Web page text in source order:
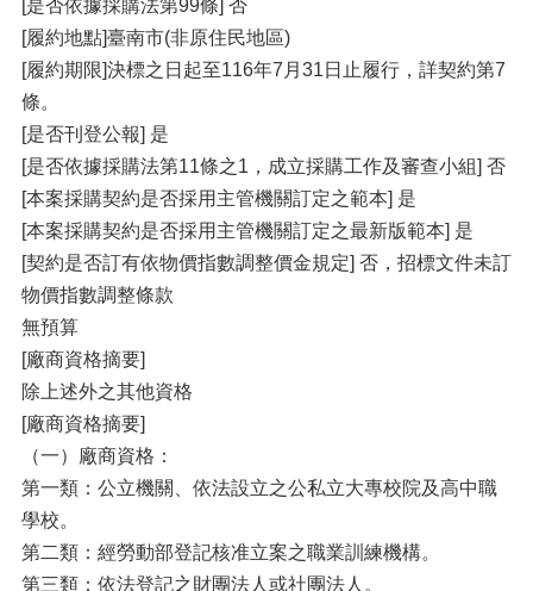
[是否依據採購法第99條] 否
[履約地點]臺南市(非原住民地區)
[履約期限]決標之日起至116年7月31日止履行，詳契約第7
條。
[是否刊登公報] 是
[是否依據採購法第11條之1，成立採購工作及審查小組] 否
[本案採購契約是否採用主管機關訂定之範本] 是
[本案採購契約是否採用主管機關訂定之最新版範本] 是
[契約是否訂有依物價指數調整價金規定] 否，招標文件未訂
物價指數調整條款
無預算
[廠商資格摘要]
除上述外之其他資格
[廠商資格摘要]
（一）廠商資格：
第一類：公立機關、依法設立之公私立大專校院及高中職
學校。
第二類：經勞動部登記核准立案之職業訓練機構。
第三類：依法登記之財團法人或社團法人。